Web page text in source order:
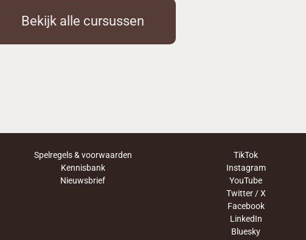
Bekijk alle cursussen
Spelregels & voorwaarden
Kennisbank
Nieuwsbrief
TikTok
Instagram
YouTube
Twitter / X
Facebook
LinkedIn
Bluesky